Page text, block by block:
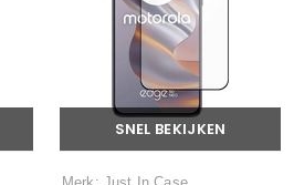
SNEL BEKIJKEN